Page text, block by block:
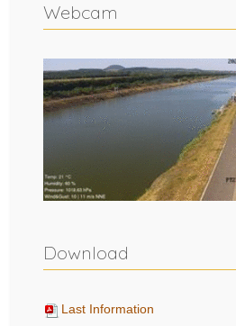
Webcam
Download
Last Information